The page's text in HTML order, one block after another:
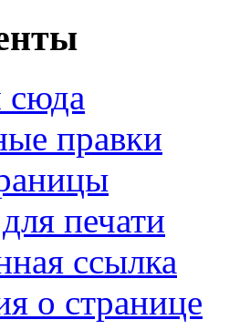
правки
печати
ссылка
о странице